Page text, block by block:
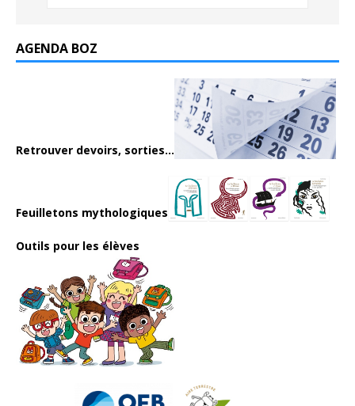
AGENDA BOZ
Retrouver devoirs, sorties...
Feuilletons mythologiques
Outils pour les élèves